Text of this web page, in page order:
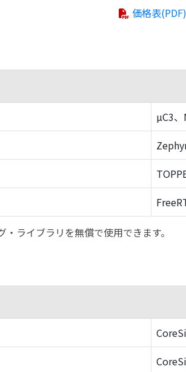
価格表(PDF)
µC3
ライブラリを無償で使用できます。